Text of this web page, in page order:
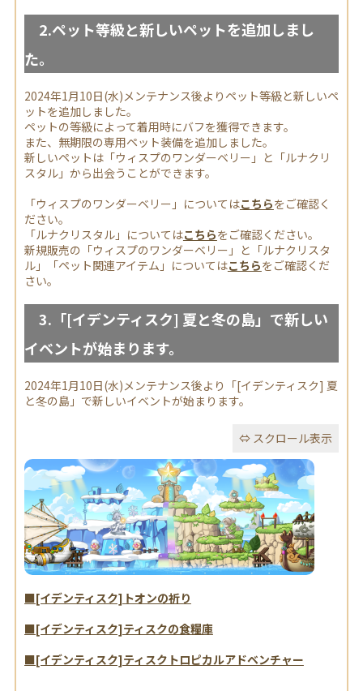
2.ペット等級と新しいペットを追加しまし
た。
2024年1月10日(水)メンテナンス後よりペット等級と新しいペ
ットを追加しました。
ペットの等級によって着用時にバフを獲得できます。
また、無期限の専用ペット装備を追加しました。
新しいペットは「ウィスプのワンダーベリー」と「ルナクリ
スタル」から出会うことができます。
「ウィスプのワンダーベリー」についてはこちらをご確認く
ださい。
「ルナクリスタル」についてはこちらをご確認ください。
新規販売の「ウィスプのワンダーベリー」と「ルナクリスタ
ル」「ペット関連アイテム」についてはこちらをご確認くだ
さい。
3.「[イデンティスク] 夏と冬の島」で新しい
イベントが始まります。
2024年1月10日(水)メンテナンス後より「[イデンティスク] 夏
と冬の島」で新しいイベントが始まります。
■[イデンティスク]トオンの祈り
■[イデンティスク]ティスクの食糧庫
■[イデンティスク]ティスクトロピカルアドベンチャー